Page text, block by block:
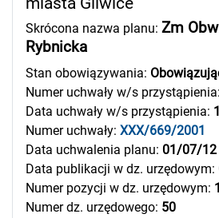
Skrócona nazwa planu: Zm
Rybnicka
Stan obowiązywania:
Numer uchwały w/s przystąpienia:
Data uchwały w/s przystąpienia:
Numer uchwały: XXX/669/2001
Data uchwalenia planu: 01/07/12
Data publikacji w dz. urzędowym:
Numer pozycji w dz. urzędowym:
Numer dz. urzędowego: 50